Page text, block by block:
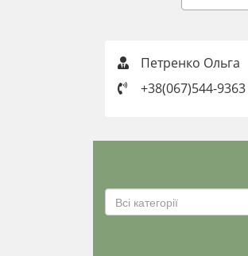
Петренко Ольга
+38(067)544-9363
Всі категорії